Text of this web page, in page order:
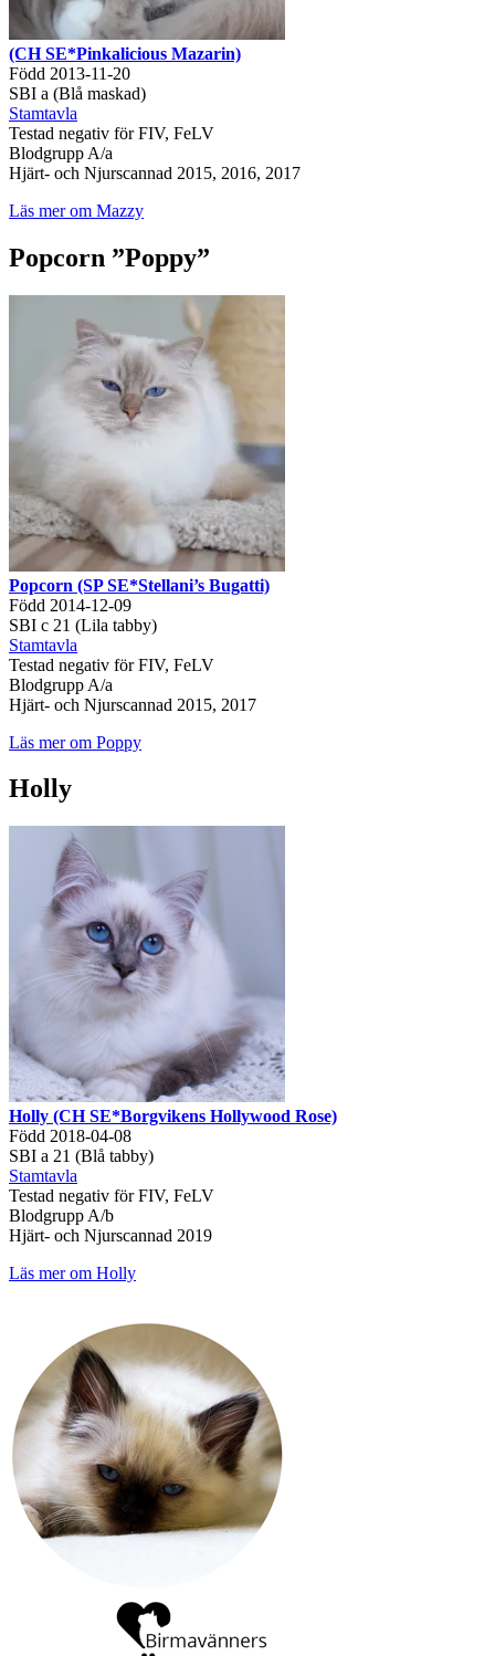
(CH SE*Pinkalicious Mazarin)
Född 2013-11-20
SBI a (Blå maskad)
Stamtavla
Testad negativ för FIV, FeLV
Blodgrupp A/a
Hjärt- och Njurscannad 2015, 2016, 2017
Läs mer om Mazzy
Popcorn ”Poppy”
Popcorn (SP SE*Stellani’s Bugatti)
Född 2014-12-09
SBI c 21 (Lila tabby)
Stamtavla
Testad negativ för FIV, FeLV
Blodgrupp A/a
Hjärt- och Njurscannad 2015, 2017
Läs mer om Poppy
Holly
Holly (CH SE*Borgvikens Hollywood Rose)
Född 2018-04-08
SBI a 21 (Blå tabby)
Stamtavla
Testad negativ för FIV, FeLV
Blodgrupp A/b
Hjärt- och Njurscannad 2019
Läs mer om Holly